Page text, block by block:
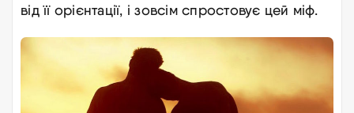
від її орієнтації, і зовсім спростовує цей міф.